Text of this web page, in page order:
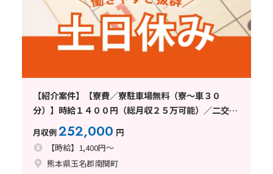
【紹介案件】【寮費／寮駐車場無料（寮～車３０
分）】時給１４００円（総月収２５万可能）／二交替
／土日休みの求人！
月収例252,000 円
【時給】1,400円～
熊本県玉名郡南関町